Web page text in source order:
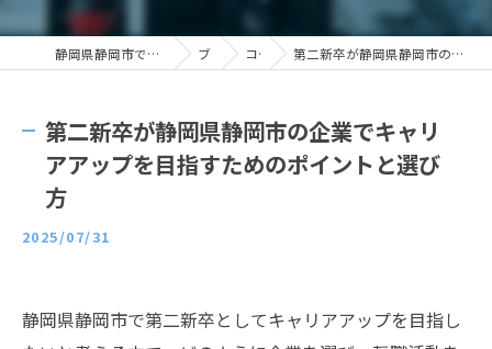
静岡県静岡市で配管工の求人なら有限会社長島設備 ブログ コラム 第二新卒が静岡県静岡市の企業でキャリアアップを目指すためのポイントと選び方
第二新卒が静岡県静岡市の企業でキャリ
アアップを目指すためのポイントと選び
方
2025/07/31
静岡県静岡市で第二新卒としてキャリアアップを目指し